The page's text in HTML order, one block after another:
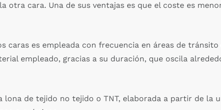
otra cara. Una de sus ventajas es que el coste es
caras es empleada con frecuencia en áreas de tránsito
empleado, gracias a su duración, que oscila
de tejido no tejido o TNT, elaborada a partir de la